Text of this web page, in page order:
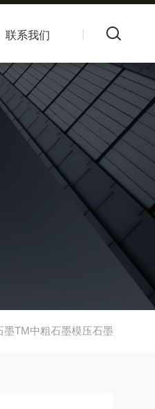
联系我们
墨TM中粗石墨模压石墨